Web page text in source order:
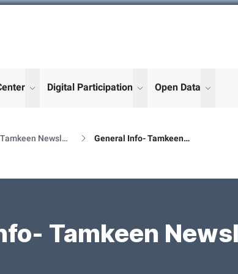
for "More"
show submenu for "More"
Digital Participation show submenu for
Open Data show
Al Tamkeen Newsletter Releases General Info- Tamkeen Newsletter Details
Tamkeen